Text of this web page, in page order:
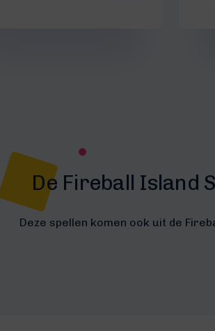
De Fireball Island
Deze spellen komen ook uit de